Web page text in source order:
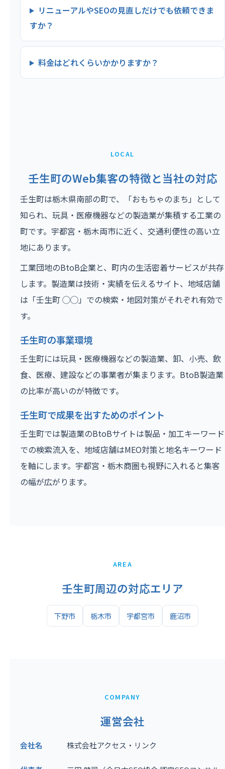
リニューアルやSEOの見直しだけでも依頼できま
すか？
料金はどれくらいかかりますか？
LOCAL
壬生町のWeb集客の特徴と当社の対応
壬生町は栃木県南部の町で、「おもちゃのまち」として
知られ、玩具・医療機器などの製造業が集積する工業の
町です。宇都宮・栃木両市に近く、交通利便性の高い立
地にあります。
工業団地のBtoB企業と、町内の生活密着サービスが共存
します。製造業は技術・実績を伝えるサイト、地域店舗
は「壬生町 ◯◯」での検索・地図対策がそれぞれ有効で
す。
壬生町の事業環境
壬生町には玩具・医療機器などの製造業、卸、小売、飲
食、医療、建設などの事業者が集まります。BtoB製造業
の比率が高いのが特徴です。
壬生町で成果を出すためのポイント
壬生町では製造業のBtoBサイトは製品・加工キーワード
での検索流入を、地域店舗はMEO対策と地名キーワード
を軸にします。宇都宮・栃木商圏も視野に入れると集客
の幅が広がります。
AREA
壬生町周辺の対応エリア
下野市 栃木市 宇都宮市 鹿沼市
COMPANY
運営会社
会社名 株式会社アクセス・リンク